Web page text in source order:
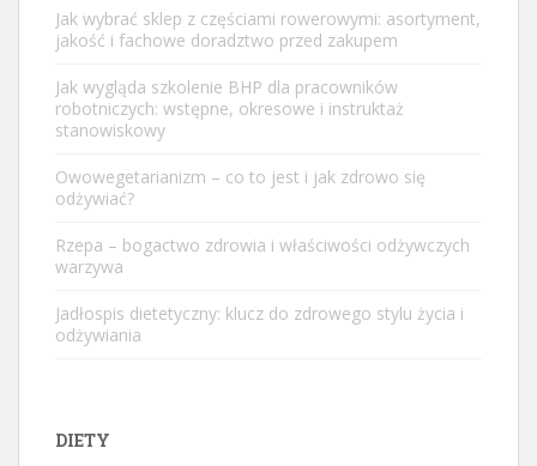
Jak wybrać sklep z częściami rowerowymi: asortyment,
jakość i fachowe doradztwo przed zakupem
Jak wygląda szkolenie BHP dla pracowników
robotniczych: wstępne, okresowe i instruktaż
stanowiskowy
Owowegetarianizm – co to jest i jak zdrowo się
odżywiać?
Rzepa – bogactwo zdrowia i właściwości odżywczych
warzywa
Jadłospis dietetyczny: klucz do zdrowego stylu życia i
odżywiania
DIETY